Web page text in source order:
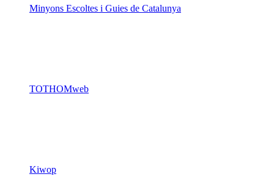
Minyons Escoltes i Guies de Catalunya
TOTHOMweb
Kiwop